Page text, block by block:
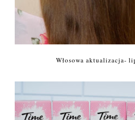
Włosowa aktualizacja-